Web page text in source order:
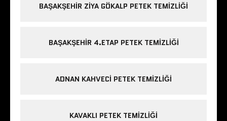
BAŞAKŞEHIR ZIYA GÖKALP PETEK TEMIZLIĞI
BAŞAKŞEHIR 4.ETAP PETEK TEMIZLIĞI
ADNAN KAHVECI PETEK TEMIZLIĞI
KAVAKLI PETEK TEMIZLIĞI